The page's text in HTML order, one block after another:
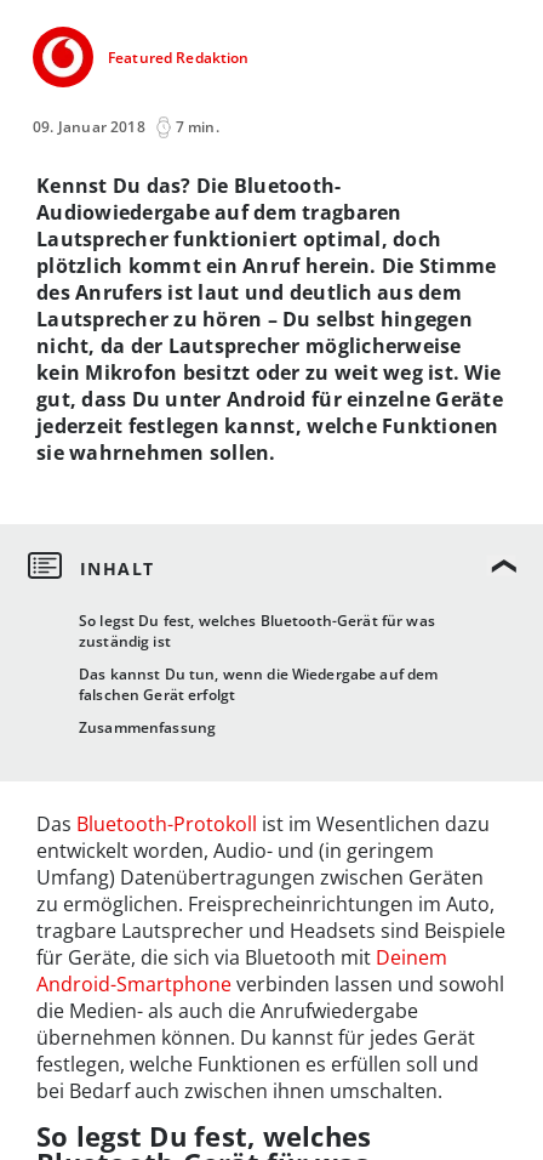
Featured Redaktion
09. Januar 2018 7 min.
So legst Du fest, welches Bluetooth-Gerät für was
zuständig ist
Das kannst Du tun, wenn die Wiedergabe auf dem
falschen Gerät erfolgt
Zusammenfassung
Kennst Du das? Die Bluetooth-
Audiowiedergabe auf dem tragbaren
Lautsprecher funktioniert optimal, doch
plötzlich kommt ein Anruf herein. Die Stimme
des Anrufers ist laut und deutlich aus dem
Lautsprecher zu hören – Du selbst hingegen
nicht, da der Lautsprecher möglicherweise
kein Mikrofon besitzt oder zu weit weg ist. Wie
gut, dass Du unter Android für einzelne Geräte
jederzeit festlegen kannst, welche Funktionen
sie wahrnehmen sollen.
Das Bluetooth-Protokoll ist im Wesentlichen dazu
entwickelt worden, Audio- und (in geringem
Umfang) Datenübertragungen zwischen Geräten
zu ermöglichen. Freisprecheinrichtungen im Auto,
tragbare Lautsprecher und Headsets sind Beispiele
für Geräte, die sich via Bluetooth mit Deinem
Android-Smartphoneverbinden lassen und sowohl
die Medien- als auch die Anrufwiedergabe
übernehmen können. Du kannst für jedes Gerät
festlegen, welche Funktionen es erfüllen soll und
bei Bedarf auch zwischen ihnen umschalten.
So legst Du fest, welches